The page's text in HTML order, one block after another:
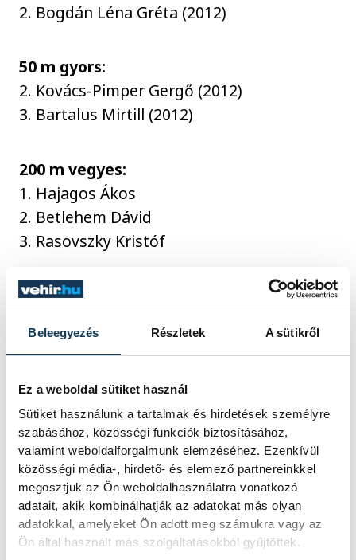
Beleegyezés Részletek A sütikről
Ez a weboldal sütiket használ
Sütiket használunk a tartalmak és hirdetések személyre
szabásához, közösségi funkciók biztosításához,
valamint weboldalforgalmunk elemzéséhez. Ezenkívül
közösségi média-, hirdető- és elemező partnereinkkel
megosztjuk az Ön weboldalhasználatra vonatkozó
adatait, akik kombinálhatják az adatokat más olyan
adatokkal, amelyeket Ön adott meg számukra vagy az
Ön által használt más szolgáltatásokból gyűjtöttek.
2. Bogdán Léna Gréta (2012)
50 m gyors:
2. Kovács-Pimper Gergő (2012)
3. Bartalus Mirtill (2012)
200 m vegyes:
1. Hajagos Ákos
2. Betlehem Dávid
3. Rasovszky Kristóf
100 m pillangó:
3. Kovács-Pimper Gergő
200 m hát:
1. Pintér Ádám
3. Hajagos Ákos
800 m gyors:
1. Kovács-Pimper Gergő
1. Betlehem Dávid